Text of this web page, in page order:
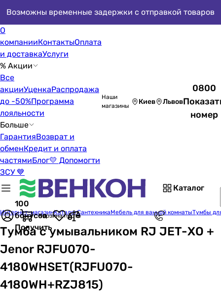
Возможны временные задержки с отправкой товаров
О
компанииКонтактыОплата
и доставкаУслуги
% Акции
Все
акцииУценкаРаспродажа
до -50%Программа
лояльности
Больше
ГарантияВозврат и
обменКредит и оплата
частямиБлог💛 Допомогти
ЗСУ 💙
Наши
магазины
Киев Львов
0800
номер
Каталог
100
бонусов
Получить
Корзина пуста
Интернет-магазинКаталогСантехникаМебель для ванной комнатыТумбы
Тумба с умывальником RJ JET-ХО +
Jenor RJFU070-
4180WHSET(RJFU070-
4180WH+RZJ815)